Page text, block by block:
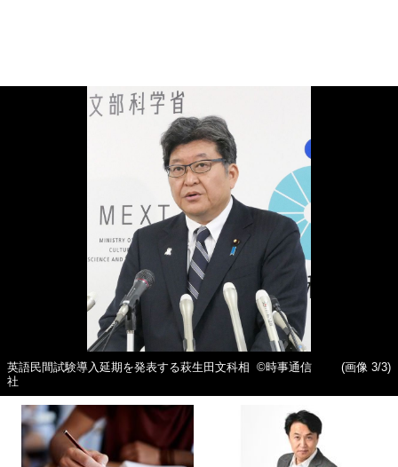
英語民間試験導入延期を発表する萩生田文科相 ©時事通信
社
(画像 3/3)